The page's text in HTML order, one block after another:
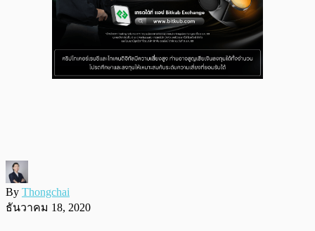
By Thongchai
ธันวาคม 18, 2020